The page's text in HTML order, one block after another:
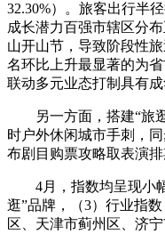
32.30%）。旅客出行半
成长潜力百强市辖区分
山开山节，导致阶段性
名环比上升最显著的为
联动多元业态打制具有
另一方面，搭建“旅逛
时户外休闲城市手刺，
布剧目购票攻略取表演排
4月，指数均呈现小幅
逛”品牌，（3）行业指
区、天津市蓟州区、济